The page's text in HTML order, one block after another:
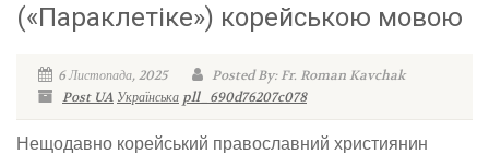
(«Параклетіке») корейською мовою
6 Листопада, 2025
Posted By: Fr. Roman Kavchak
Post UA Українська pll_690d76207c078
Нещодавно корейський православний християнин